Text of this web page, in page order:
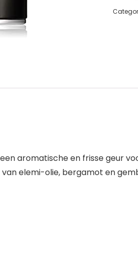
aromatische en frisse geur
elemi-olie, bergamot en